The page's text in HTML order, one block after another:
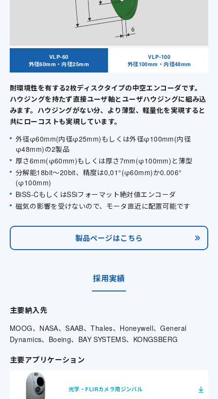
VLP-60
外径60mm・内径25mm
VLP-100
外径100mm・内径48mm
耐環境性を有する2枚ディスクタイプの中空エンコーダです。
ハウジングを持たず直接ユーザ軸とユーザハウジングに組み込
みます。ハウジングがない分、より薄型、軽量化を実現すると
共にローコストも実現しています。
外径φ60mm(内径φ25mm)もしくは外径φ100mm(内径
φ48mm)の2製品
厚さ6mm(φ60mm)もしくは厚さ7mm(φ100mm)と薄型
分解能18bit～20bit、精度は0,01°(φ60mm)か0.006°
(φ100mm)
BiSS-CもしくはSSiフォーマット絶対値エンコーダ
磁気の影響を受けないので、モータ直近に配置可能です
製品ページはこちら
採用実績
主要納入先
MOOG、NASA、SAAB、Thales、Honeywell、General
Dynamics、Boeing、BAY SYSTEMS、KONGSBERG
主要アプリケーション
光学・FLIRカメラ用ジンバル